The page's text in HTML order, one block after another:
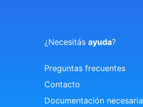
¿Necesitás ayuda?
Preguntas frecuentes
Contacto
Documentación necesaria